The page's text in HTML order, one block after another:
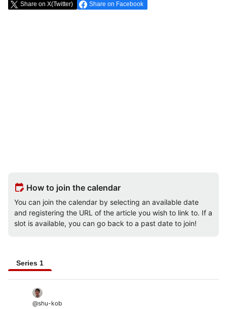
Share on X(Twitter) Share on Facebook
edit_calendar How to join the calendar
You can join the calendar by selecting an available date
and registering the URL of the article you wish to link to. If a
slot is available, you can go back to a past date to join!
Series 1
@shu-kob